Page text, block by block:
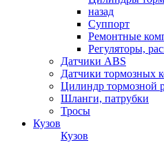
назад
Суппорт
Ремонтные
Регуляторы,
Датчики ABS
Датчики тормозных
Цилиндр тормозной
Шланги, патрубки
Тросы
Кузов
Кузов